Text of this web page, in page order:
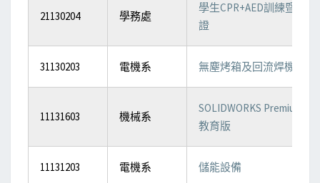
21130204 學務處
學生CPR+AED訓練暨認
證
31130203 電機系 無塵烤箱及回流焊機
11131603 機械系
SOLIDWORKS Premium
教育版
11131203 電機系 儲能設備